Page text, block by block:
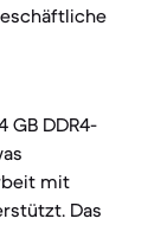
GB DDR4-
mit
Das